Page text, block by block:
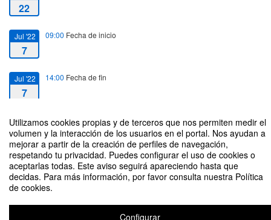
Utilizamos cookies propias y de terceros que nos permiten medir el
volumen y la interacción de los usuarios en el portal. Nos ayudan a
mejorar a partir de la creación de perfiles de navegación,
respetando tu privacidad. Puedes configurar el uso de cookies o
aceptarlas todas. Este aviso seguirá apareciendo hasta que
decidas. Para más información, por favor consulta nuestra Política
de cookies.
Configurar
22
Jul '22
7
09:00 Fecha de inicio
Jul '22
7
14:00 Fecha de fin
CV-22 Recetarios domésticos como recurso comunicativo intercultural e
intergeneracional